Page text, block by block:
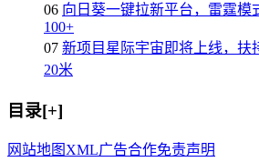
06 向日葵一键拉新平台，雷霆模
100+
07 新项目星际宇宙即将上线，扶
20米
目录[+]
网站地图 XML广告合作免责声明